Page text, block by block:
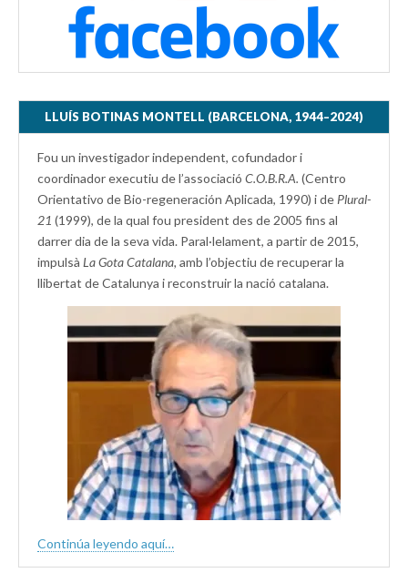
LLUÍS BOTINAS MONTELL (BARCELONA, 1944–2024)
Fou un investigador independent, cofundador i
coordinador executiu de l’associació C.O.B.R.A. (Centro
Orientativo de Bio-regeneración Aplicada, 1990) i de Plural-
21 (1999), de la qual fou president des de 2005 fins al
darrer dia de la seva vida. Paral·lelament, a partir de 2015,
impulsà La Gota Catalana, amb l’objectiu de recuperar la
llibertat de Catalunya i reconstruir la nació catalana.
Continúa leyendo aquí…